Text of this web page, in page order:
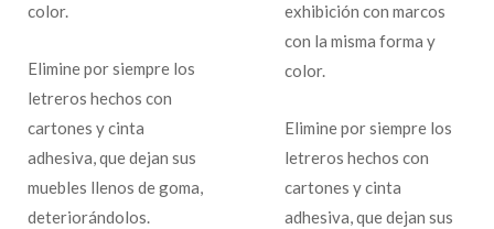
color.
Elimine por siempre los
letreros hechos con
cartones y cinta
adhesiva, que dejan sus
muebles llenos de goma,
deteriorándolos.
exhibición con marcos
con la misma forma y
color.
Elimine por siempre los
letreros hechos con
cartones y cinta
adhesiva, que dejan sus